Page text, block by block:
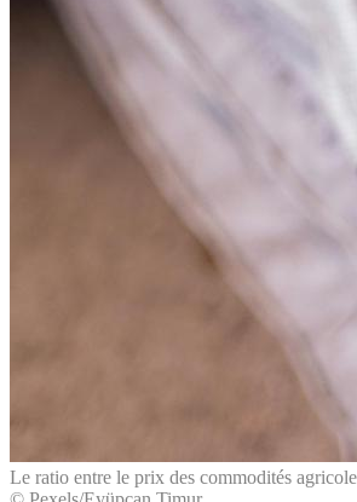
Le ratio entre le prix des commodités